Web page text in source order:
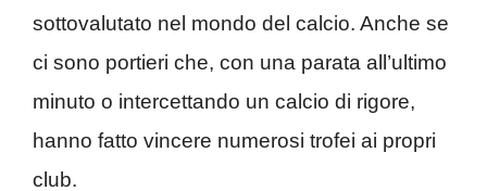
sottovalutato nel mondo del calcio. Anche se
ci sono portieri che, con una parata all’ultimo
minuto o intercettando un calcio di rigore,
hanno fatto vincere numerosi trofei ai propri
club.